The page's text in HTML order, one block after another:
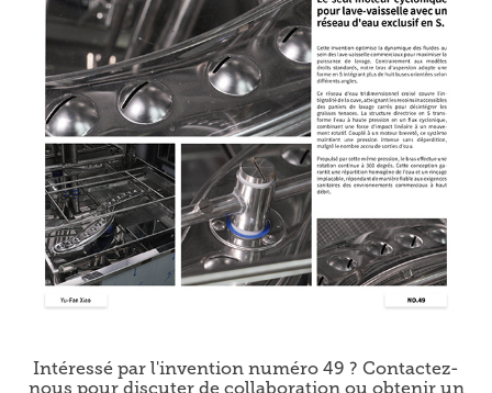
Intéressé par l'invention numéro 49 ? Contactez-
nous pour discuter de collaboration ou obtenir un